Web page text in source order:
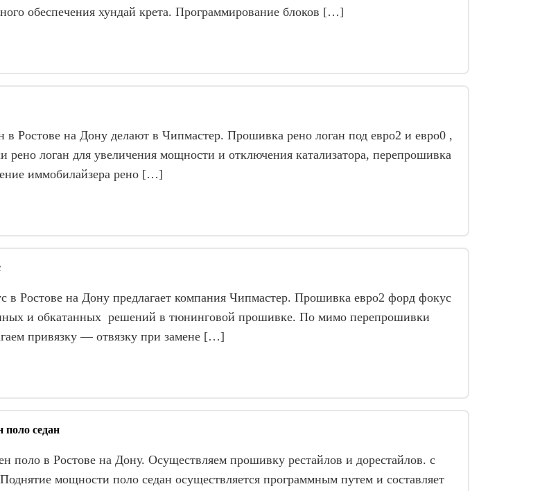
обеспечения хундай крета. Программирование блоков […]
Ростове на Дону делают в Чипмастер. Прошивка рено логан под евро2 и евро0 ,
рено логан для увеличения мощности и отключения катализатора, перепрошивка
иммобилайзера рено […]
Ростове на Дону предлагает компания Чипмастер. Прошивка евро2 форд фокус
и обкатанных решений в тюнинговой прошивке. По мимо перепрошивки
привязку — отвязку при замене […]
поло седан
поло в Ростове на Дону. Осуществляем прошивку рестайлов и дорестайлов. с
мощности поло седан осуществляется программным путем и составляет